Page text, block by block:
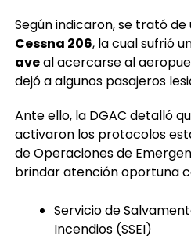
Según indicaron, se trató de
Cessna 206, la cual sufrió
aveal acercarse al
dejó a algunos pasajeros
Ante ello, la DGAC detalló
activaron los protocolos
de Operaciones de
brindar atención oportuna
Servicio de
Incendios (SSEI)